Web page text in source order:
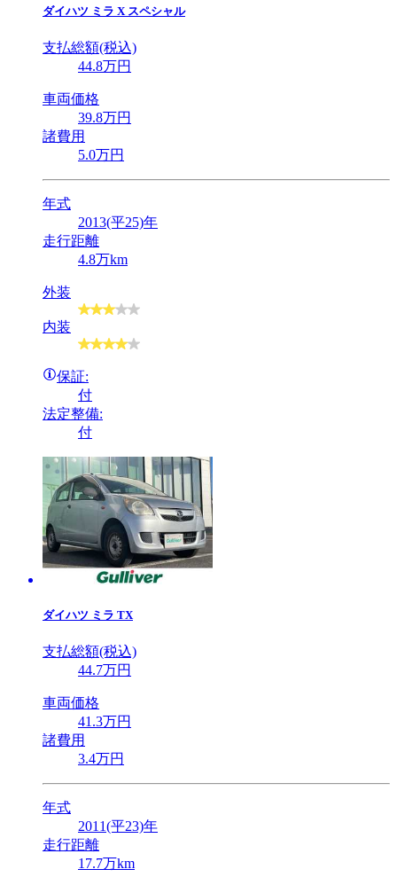
ダイハツ ミラ X スペシャル
支払総額(税込)
44.8万円
車両価格
39.8万円
諸費用
5.0万円
年式
2013(平25)年
走行距離
4.8万km
外装
内装
保証:
付
法定整備:
付
ダイハツ ミラ TX
支払総額(税込)
44.7万円
車両価格
41 .3万円
諸費用
3.4万円
年式
2011(平23)年
走行距離
17.7万km